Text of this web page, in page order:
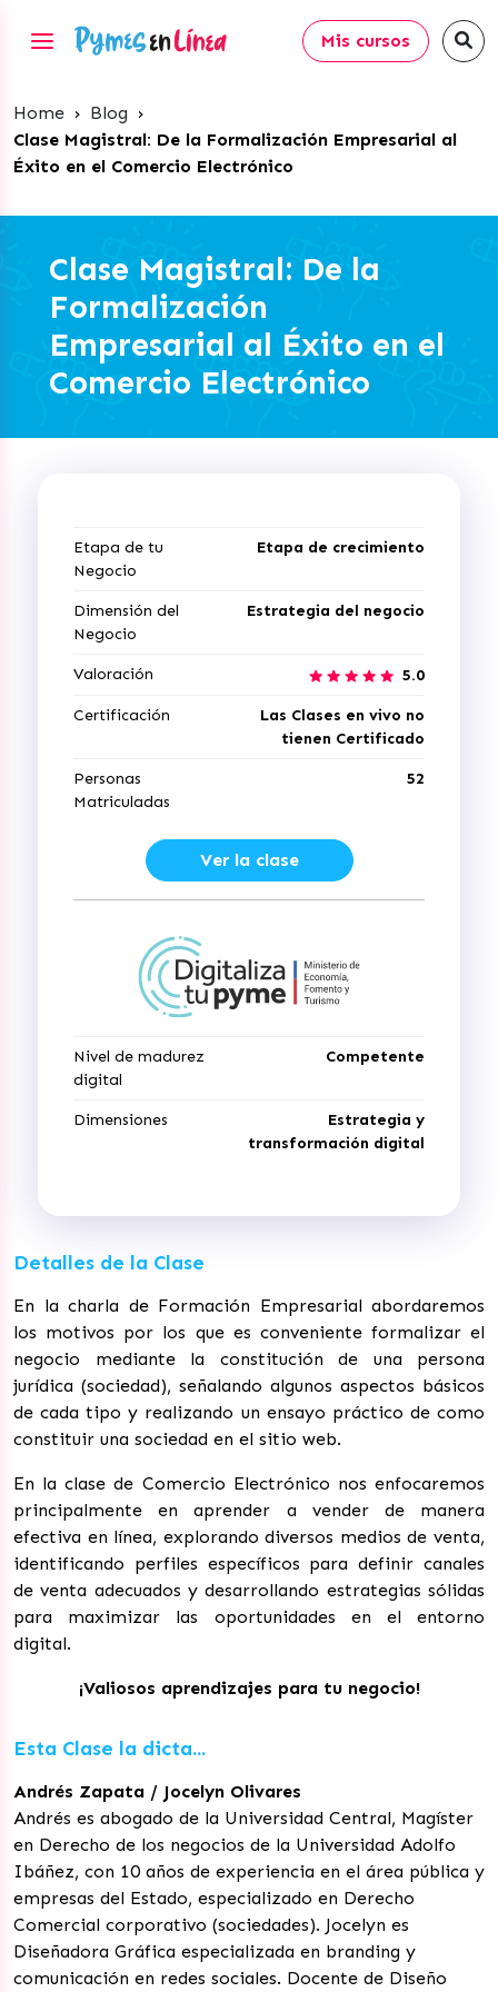
Mis cursos
Home › Blog ›
Clase Magistral: De la Formalización Empresarial al
Éxito en el Comercio Electrónico
Clase Magistral: De la
Formalización
Empresarial al Éxito en el
Comercio Electrónico
Etapa de tu
Negocio
Etapa de crecimiento
Dimensión del
Negocio
Estrategia del negocio
Valoración 5.0
Certificación
Las Clases en vivo no
tienen Certificado
Personas
Matriculadas
52
Ver la clase
Nivel de madurez
digital
Competente
Dimensiones
Estrategia y
transformación digital
Detalles de la Clase
En la charla de Formación Empresarial abordaremos
los motivos por los que es conveniente formalizar el
negocio mediante la constitución de una persona
jurídica (sociedad), señalando algunos aspectos básicos
de cada tipo y realizando un ensayo práctico de como
constituir una sociedad en el sitio web.
En la clase de Comercio Electrónico nos enfocaremos
principalmente en aprender a vender de manera
efectiva en línea, explorando diversos medios de venta,
identificando perfiles específicos para definir canales
de venta adecuados y desarrollando estrategias sólidas
para maximizar las oportunidades en el entorno
digital.
¡Valiosos aprendizajes para tu negocio!
Esta Clase la dicta...
Andrés Zapata / Jocelyn Olivares
Andrés es abogado de la Universidad Central, Magíster
en Derecho de los negocios de la Universidad Adolfo
Ibáñez, con 10 años de experiencia en el área pública y
empresas del Estado, especializado en Derecho
Comercial corporativo (sociedades). Jocelyn es
Diseñadora Gráfica especializada en branding y
comunicación en redes sociales. Docente de Diseño